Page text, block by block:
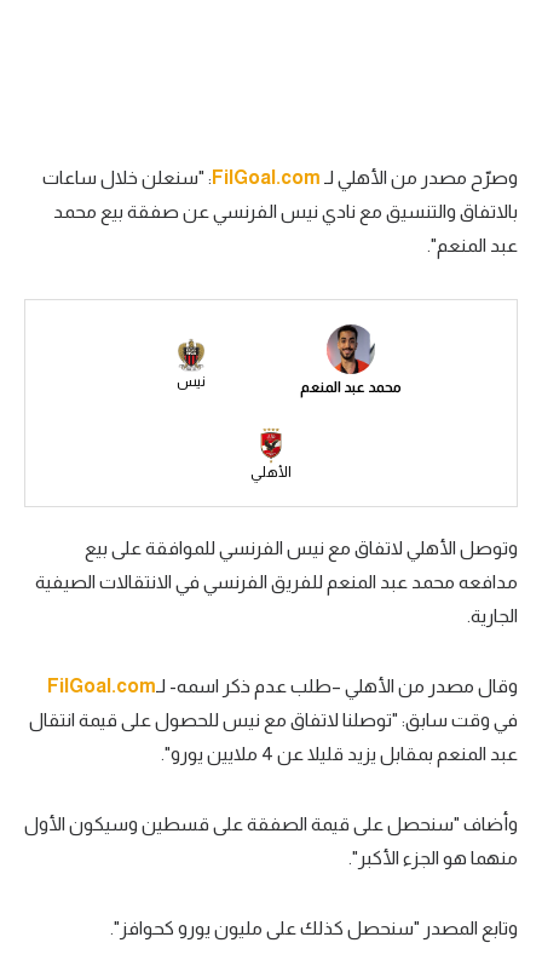
سعودي في الجول
الدوري الإنجليزي
كرة السلة الأمريكية
كرة سلة
كرة يد
كرة طائرة
الوطن العربي
رياضة نسائية
أمريكا
وصرّح مصدر من الأهلي لـ FilGoal.com : "سنعلن خلال ساعات
بالاتفاق والتنسيق مع نادي نيس الفرنسي عن صفقة بيع محمد
عبد المنعم".
محمد عبد المنعم نيس
الأهلي
وتوصل الأهلي لاتفاق مع نيس الفرنسي للموافقة على بيع
مدافعه محمد عبد المنعم للفريق الفرنسي في الانتقالات الصيفية
الجارية.
وقال مصدر من الأهلي –طلب عدم ذكر اسمه- لـFilGoal.com
في وقت سابق: "توصلنا لاتفاق مع نيس للحصول على قيمة انتقال
عبد المنعم بمقابل يزيد قليلا عن 4 ملايين يورو".
وأضاف "سنحصل على قيمة الصفقة على قسطين وسيكون الأول
منهما هو الجزء الأكبر".
وتابع المصدر "سنحصل كذلك على مليون يورو كحوافز".